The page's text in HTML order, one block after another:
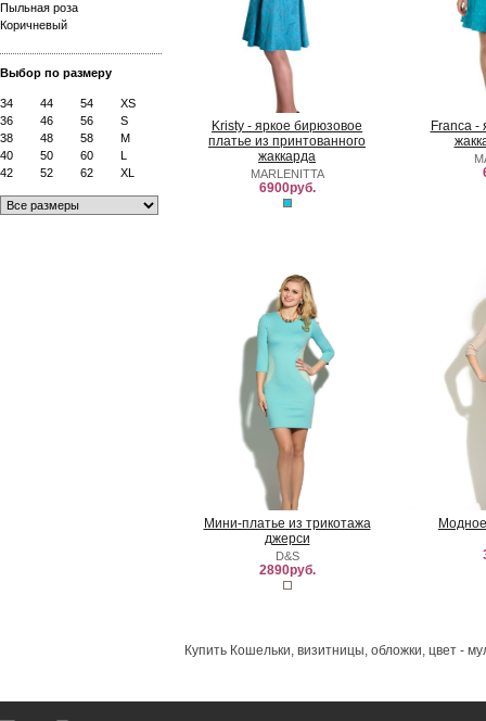
Пыльная роза
Коричневый
Выбор по размеру
34 44 54
XS
36
46 56
S
38
48 58
M
40
50 60
L
42
52 62 XL
Kristy - яркое бирюзовое
платье из принтованного
жаккарда
MARLENITTA
6900руб.
Franca -
Мини-платье из трикотажа
джерси
D&S
2890руб.
Купить Кошельки, визитницы, обложки, цвет -